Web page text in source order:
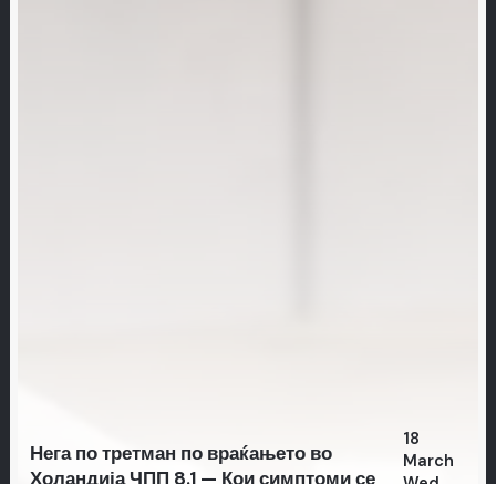
Нега по третман по враќањето во
Холандија ЧПП 8.1 — Кои симптоми се
18
March